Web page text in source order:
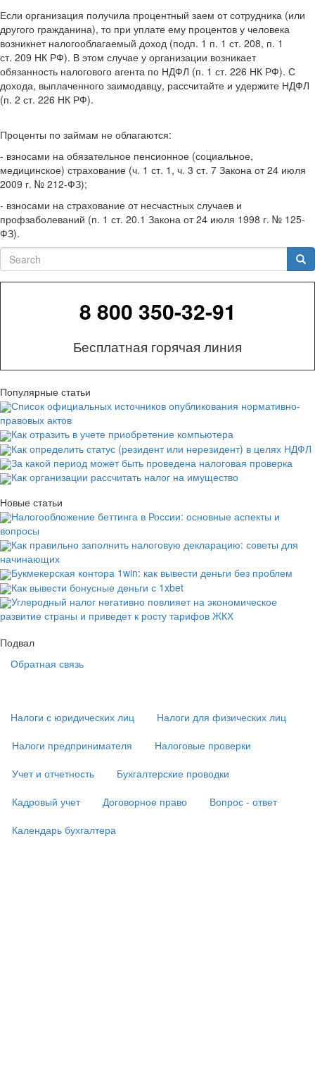
Если организация получила процентный заем от сотрудника (или
другого гражданина), то при уплате ему процентов у человека
возникнет налогооблагаемый доход (подп. 1 п. 1 ст. 208, п. 1
ст. 209 НК РФ). В этом случае у организации возникает
обязанность налогового агента по НДФЛ (п. 1 ст. 226 НК РФ). С
дохода, выплаченного заимодавцу, рассчитайте и удержите НДФЛ
(п. 2 ст. 226 НК РФ).
Проценты по займам не облагаются:
- взносами на обязательное пенсионное (социальное,
медицинское) страхование (ч. 1 ст. 1, ч. 3 ст. 7 Закона от 24 июля
2009 г. № 212-ФЗ);
- взносами на страхование от несчастных случаев и
профзаболеваний (п. 1 ст. 20.1 Закона от 24 июля 1998 г. № 125-
ФЗ).
Search
8 800 350-32-91
Бесплатная горячая линия
Популярные статьи
Список официальных источников опубликования нормативно-
правовых актов
Как отразить в учете приобретение компьютера
Как определить статус (резидент или нерезидент) в целях НДФЛ
За какой период может быть проведена налоговая проверка
Как организации рассчитать налог на имущество
Новые статьи
Налогообложение беттинга в России: основные аспекты и
вопросы
Как правильно заполнить налоговую декларацию: советы для
начинающих
Букмекерская контора 1win: как вывести деньги без проблем
Как вывести бонусные деньги с 1xbet
Углеродный налог негативно повлияет на экономическое
развитие страны и приведет к росту тарифов ЖКХ
Подвал
Обратная связь
подвале)
Налоги с юридических лиц
Налоги для физических лиц
Налоги предпринимателя
Налоговые проверки
Учет и отчетность
Бухгалтерские проводки
Кадровый учет
Договорное право
Вопрос - ответ
Календарь бухгалтера